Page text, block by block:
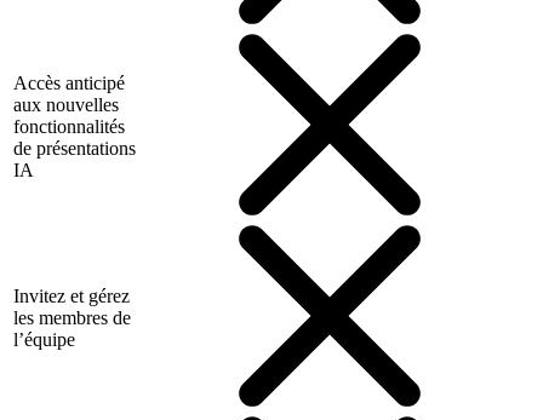
Accès anticipé
aux nouvelles
fonctionnalités
de présentations
IA
Invitez et gérez
les membres de
l’équipe